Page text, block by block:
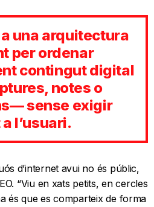
una arquitectura
per ordenar
contingut digital
notes o
sense exigir
l’usuari.
d’internet avui no és públic,
“Viu en xats petits, en cercles
és que es comparteix de forma